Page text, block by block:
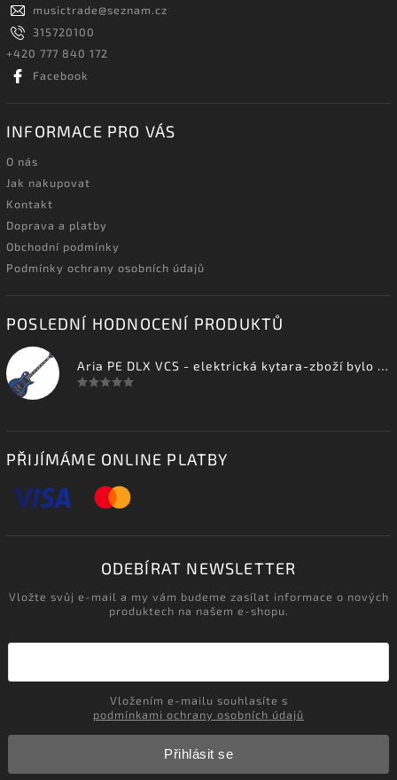
musictrade@seznam.cz
315720100
+420 777 840 172
Facebook
INFORMACE PRO VÁS
O nás
Jak nakupovat
Kontakt
Doprava a platby
Obchodní podmínky
Podmínky ochrany osobních údajů
POSLEDNÍ HODNOCENÍ PRODUKTŮ
Aria PE DLX VCS - elektrická kytara-zboží bylo vystaveno na prodejně
PŘIJÍMÁME ONLINE PLATBY
ODEBÍRAT NEWSLETTER
Vložte svůj e-mail a my vám budeme zasílat informace o nových
produktech na našem e-shopu.
podmínkami ochrany osobních údajů
Přihlásit se